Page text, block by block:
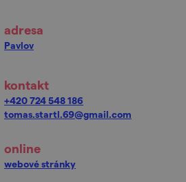
adresa
Pavlov
kontakt
+420 724 548 186
tomas.startl.69@gmail.com
online
webové stránky